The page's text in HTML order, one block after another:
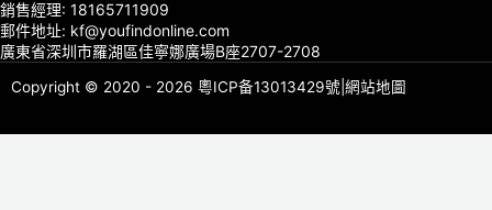
銷售經理: 18165711909
郵件地址: kf@youfindonline.com
廣東省深圳市羅湖區佳寧娜廣場B座2707-2708
Copyright © 2020 - 2026 粵ICP备13013429號 網站地圖